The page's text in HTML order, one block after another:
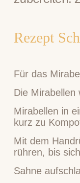
Rezept
Für das
Die Mirabellen
Mirabellen in
kurz zu
Mit dem
rühren, bis
Sahne